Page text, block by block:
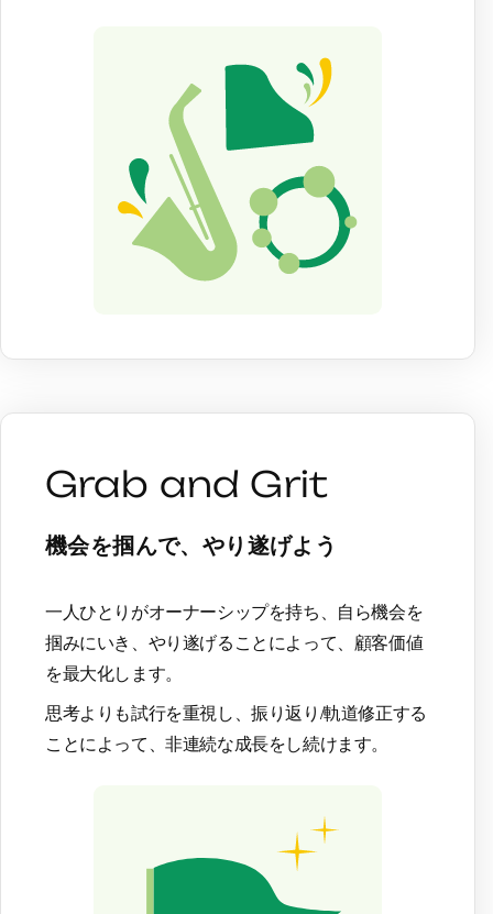
Grab and Grit
機会を掴んで、やり遂げよう
一人ひとりがオーナーシップを持ち、自ら機会を
掴みにいき、 やり遂げることによって、顧客価値
を最大化します。
思考よりも試行を重視し、振り返り/軌道修正する
ことによって、非連続な成長をし続けます。